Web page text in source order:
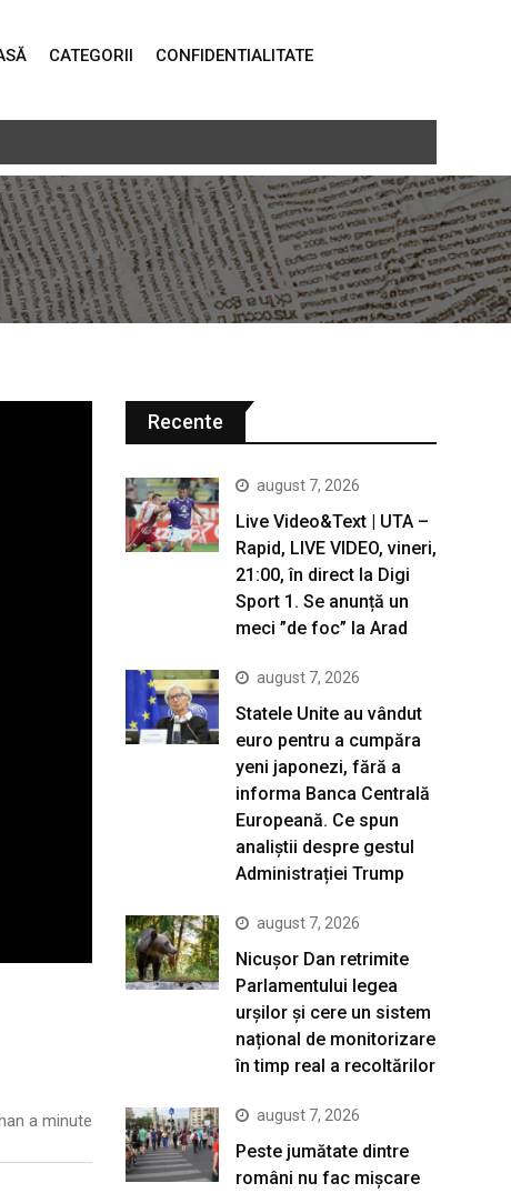
CATEGORII CONFIDENTIALITATE
real a recoltărilor
a minute
Recente
august 7, 2026
Live Video&Text | UTA –
Rapid, LIVE VIDEO, vineri,
21:00, în direct la Digi
Sport 1. Se anunță un
meci ”de foc” la Arad
august 7, 2026
Statele Unite au vândut
euro pentru a cumpăra
yeni japonezi, fără a
informa Banca Centrală
Europeană. Ce spun
analiștii despre gestul
Administrației Trump
august 7, 2026
Nicușor Dan retrimite
Parlamentului legea
urșilor și cere un sistem
național de monitorizare
în timp real a recoltărilor
august 7, 2026
Peste jumătate dintre
români nu fac mișcare